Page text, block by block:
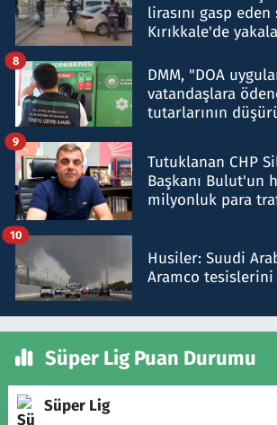
lirasını gasp
Kırıkkale'de
DMM, "DOA
vatandaşlara
tutarlarının
8
Tutuklanan CHP
Başkanı Bulut'un
milyonluk para
9
Husiler: Suudi
Aramco tesislerini
10
Süper Lig Puan Durumu
Süper Lig